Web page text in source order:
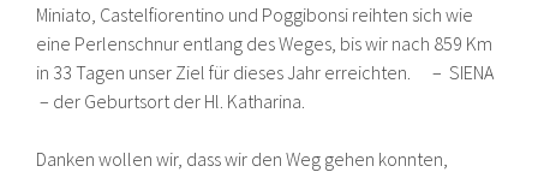
Miniato, Castelfiorentino und Poggibonsi reihten sich wie
eine Perlenschnur entlang des Weges, bis wir nach 859 Km
in 33 Tagen unser Ziel für dieses Jahr erreichten. – SIENA
– der Geburtsort der Hl. Katharina.
Danken wollen wir, dass wir den Weg gehen konnten,